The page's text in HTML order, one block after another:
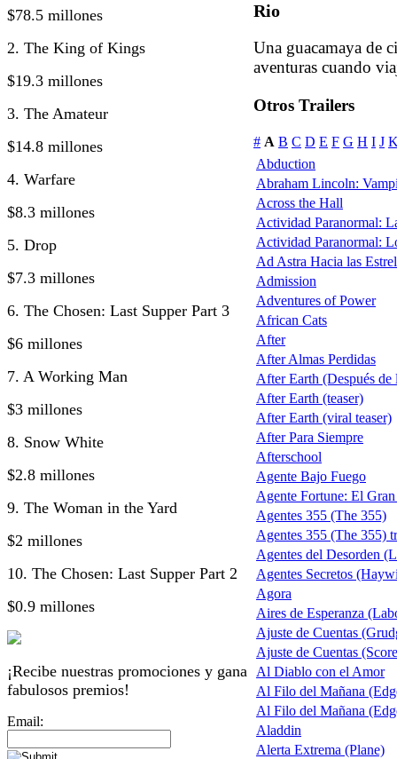
$78.5 millones
2. The King of Kings
$19.3 millones
3. The Amateur
$14.8 millones
4. Warfare
$8.3 millones
5. Drop
$7.3 millones
6. The Chosen: Last Supper Part 3
$6 millones
7. A Working Man
$3 millones
8. Snow White
$2.8 millones
9. The Woman in the Yard
$2 millones
10. The Chosen: Last Supper Part 2
$0.9 millones
¡Recibe nuestras promociones y gana
fabulosos premios!
Email:
Rio
Una guacamaya de
aventuras cuando
Otros Trailers
# A B C D E F G H I J
Abduction
Abraham Lincoln:
Across the Hall
Actividad Paranormal:
Actividad Paranormal:
Ad Astra Hacia las
Admission
Adventures of Power
African Cats
After
After Almas Perdidas
After Earth (Después de
After Earth (teaser)
After Earth (viral teaser)
After Para Siempre
Afterschool
Agente Bajo Fuego
Agente Fortune: El
Agentes 355 (The 355)
Agentes 355 (The 355)
Agentes del Desorden
Agentes Secretos
Agora
Aires de Esperanza
Ajuste de Cuentas
Ajuste de Cuentas
Al Diablo con el Amor
Al Filo del Mañana
Al Filo del Mañana
Aladdin
Alerta Extrema (Plane)